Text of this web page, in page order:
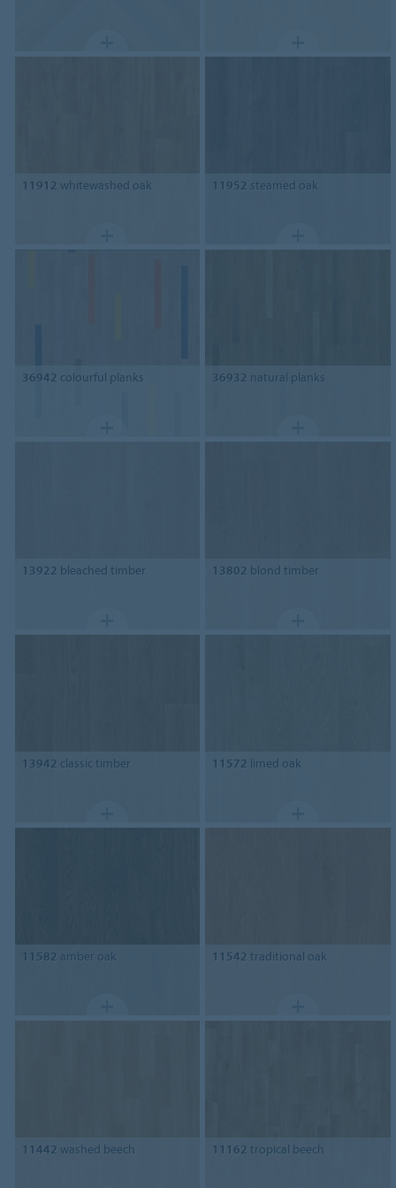
11912 whitewashed oak 11952 steamed oak
36942 colourful planks 36932 natural planks
13922 bleached timber 13802 blond timber
13942 classic timber 11572 limed oak
11582 amber oak 11542 traditional oak
11442 washed beech 11162 tropical beech